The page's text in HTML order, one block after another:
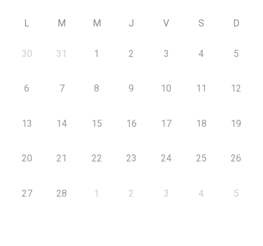
L M M J V S D
30 31 1 2 3 4 5
6 7 8 9 10 11 12
13 14 15 16 17 18 19
20 21 22 23 24 25 26
27 28 1 2 3 4 5